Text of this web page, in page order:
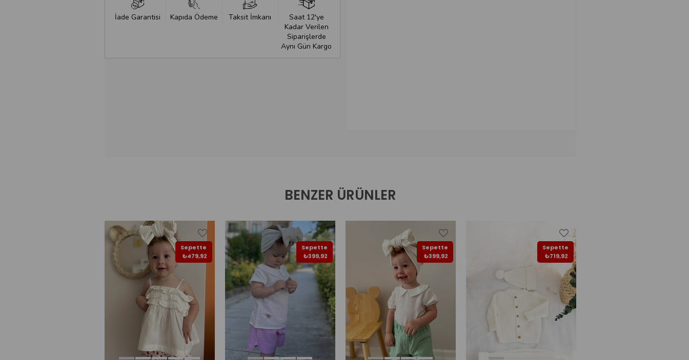
İade Garantisi Kapıda Ödeme Taksit İmkanı
Saat 12'ye
Kadar Verilen
Siparişlerde
Aynı Gün Kargo
BENZER ÜRÜNLER
Sepette
₺479,92
Sepette
₺399,92
Sepette
₺399,92
Sepette
₺719,92